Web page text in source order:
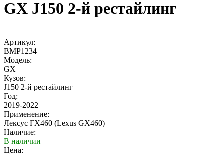
GX J150 2-й рестайлинг
Артикул:
BMP1234
Модель:
GX
Кузов:
J150 2-й рестайлинг
Год:
2019-2022
Применение:
Лексус ГХ460 (Lexus GX460)
Наличие:
В наличии
Цена: